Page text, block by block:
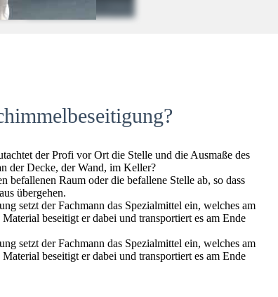
der Profi vor Ort die Stelle und die Ausmaße des
der Decke, der Wand, im Keller?
befallenen Raum oder die befallene Stelle ab, so dass
übergehen.
setzt der Fachmann das Spezialmittel ein, welches am
beseitigt er dabei und transportiert es am Ende
setzt der Fachmann das Spezialmittel ein, welches am
beseitigt er dabei und transportiert es am Ende